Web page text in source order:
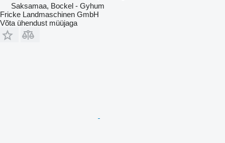
Saksamaa, Bockel - Gyhum
Fricke Landmaschinen GmbH
Võta ühendust müüjaga